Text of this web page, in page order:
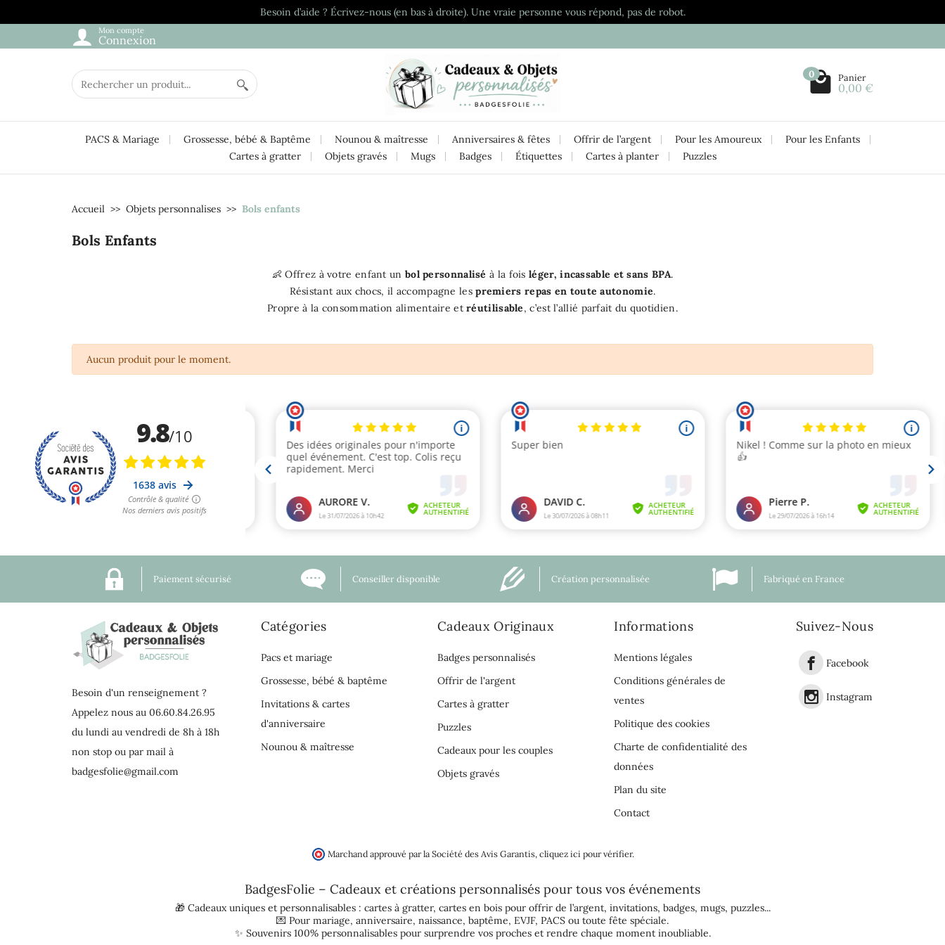
Besoin d’aide ? Écrivez-nous (en bas à droite). Une vraie personne vous répond, pas de robot.
Mon compte
Connexion
0 Panier
0,00 €
PACS & Mariage Grossesse, bébé & Baptême Nounou & maîtresse Anniversaires & fêtes Offrir de l’argent Pour les Amoureux
Pour les Enfants
Cartes à gratter
Objets gravés Mugs Badges Étiquettes Cartes à planter Puzzles
Accueil Objets personnalises Bols enfants
Bols Enfants
👶 Offrez à votre enfant un bol personnalisé à la foisléger, incassable et sans BPA.
Résistant aux chocs, il accompagne lespremiers repas en toute autonomie.
Propre à la consommation alimentaire etréutilisable, c’est l’allié parfait du quotidien.
Aucun produit pour le moment.
Paiement sécurisé Conseiller disponible Création personnalisée Fabriqué en France
Besoin d'un renseignement ?
Appelez nous au 06.60.84.26.95
du lundi au vendredi de 8h à 18h
non stop ou par mail à
badgesfolie@gmail.com
Catégories
Pacs et mariage
Grossesse, bébé & baptême
Invitations & cartes
d'anniversaire
Nounou & maîtresse
Cadeaux Originaux
Badges personnalisés
Offrir de l'argent
Cartes à gratter
Puzzles
Cadeaux pour les couples
Objets gravés
Informations
Mentions légales
Conditions générales de
ventes
Politique des cookies
Charte de confidentialité des
données
Plan du site
Contact
Suivez-Nous
Facebook
Instagram
Marchand approuvé par la Société des Avis Garantis, cliquez ici pour vérifier.
BadgesFolie – Cadeaux et créations personnalisés pour tous vos événements
🎁 Cadeaux uniques et personnalisables : cartes à gratter, cartes en bois pour offrir de l’argent, invitations, badges, mugs, puzzles...
💌 Pour mariage, anniversaire, naissance, baptême, EVJF, PACS ou toute fête spéciale.
✨ Souvenirs 100% personnalisables pour surprendre vos proches et rendre chaque moment inoubliable.